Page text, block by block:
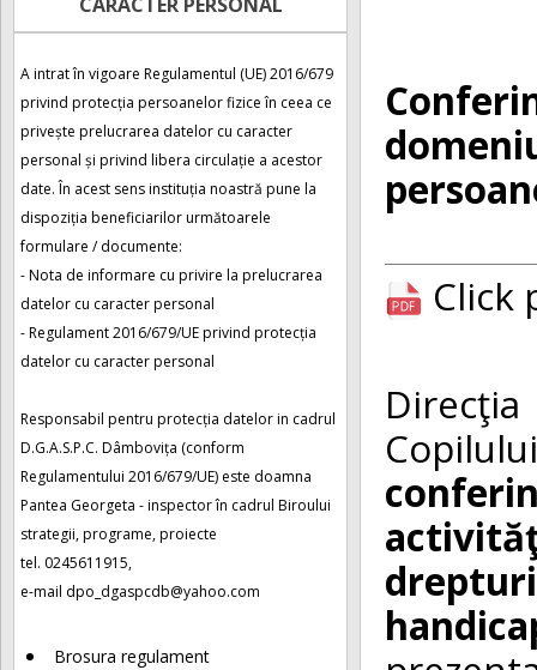
A intrat în vigoare Regulamentul (UE) 2016/679
privind protecția persoanelor fizice în ceea ce
privește prelucrarea datelor cu caracter
personal și privind libera circulație a acestor
date. În acest sens instituția noastră pune la
dispoziția beneficiarilor următoarele
formulare / documente:
- Nota de informare cu privire la prelucrarea
datelor cu caracter personal
- Regulament 2016/679/UE privind protecția
datelor cu caracter personal
Responsabil pentru protecția datelor in cadrul
D.G.A.S.P.C. Dâmbovița (conform
Regulamentului 2016/679/UE) este doamna
Pantea Georgeta - inspector în cadrul Biroului
strategii, programe, proiecte
tel. 0245611915,
e-mail dpo_dgaspcdb@yahoo.com
Brosura regulament
Click